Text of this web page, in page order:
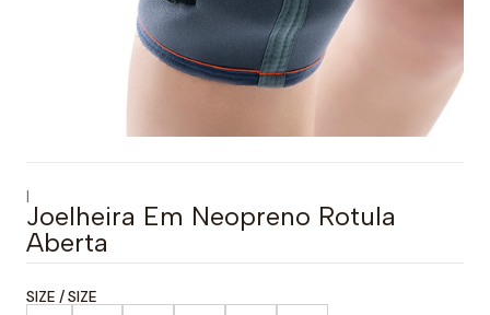
|
Joelheira Em Neopreno Rotula
Aberta
SIZE / SIZE